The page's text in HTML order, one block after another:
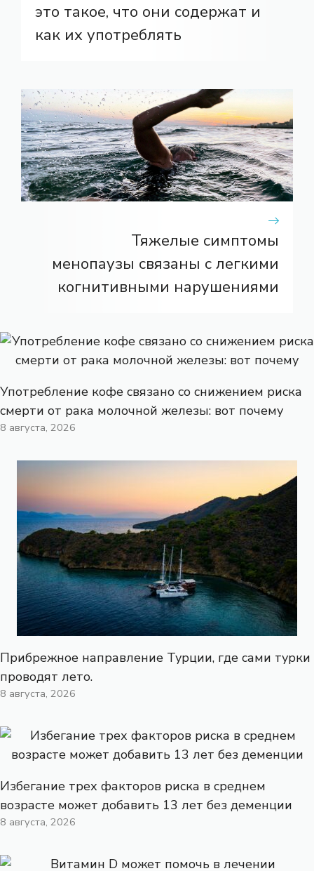
это такое, что они содержат и
как их употреблять
Тяжелые симптомы
менопаузы связаны с легкими
когнитивными нарушениями
Употребление кофе связано со снижением риска
смерти от рака молочной железы: вот почему
8 августа, 2026
Прибрежное направление Турции, где сами турки
проводят лето.
8 августа, 2026
Избегание трех факторов риска в среднем
возрасте может добавить 13 лет без деменции
8 августа, 2026